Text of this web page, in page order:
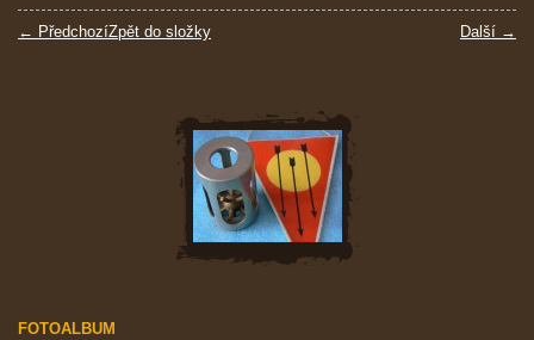
← Předchozí Další →
Zpět do složky
FOTOALBUM